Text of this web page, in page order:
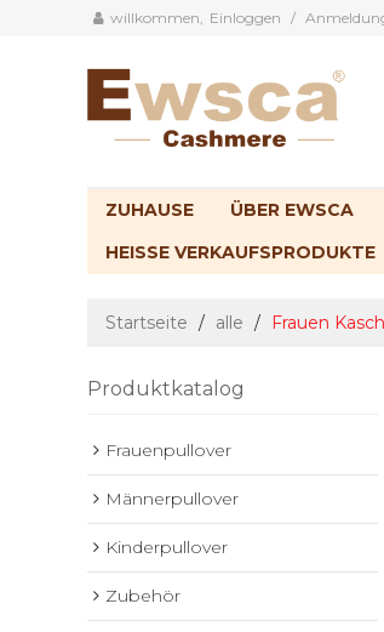
willkommen, Einloggen /
ZUHAUSE ÜBER EWSCA
HEISSE VERKAUFSPRODUKTE
Startseite / alle / Frauen
Produktkatalog
Frauenpullover
Männerpullover
Kinderpullover
Zubehör